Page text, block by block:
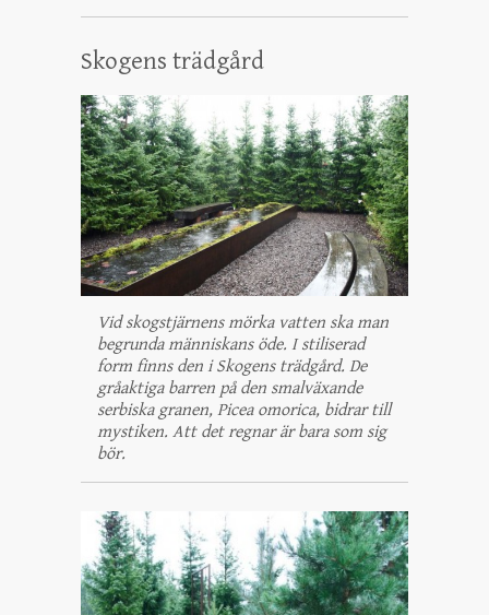
Skogens trädgård
Vid skogstjärnens mörka vatten ska man
begrunda människans öde. I stiliserad
form finns den i Skogens trädgård. De
gråaktiga barren på den smalväxande
serbiska granen, Picea omorica, bidrar till
mystiken. Att det regnar är bara som sig
bör.